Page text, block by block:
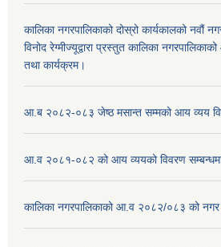
कालिका नगरपालिकाको दोस्रो कार्यकालको नवौं
विनोद रेग्मीज्यूद्वारा प्रस्तुत कालिका
तथा कार्यक्रम।
आ.ब २०८२-०८३ जेष्ठ मसान्त सम्मको आय व्यय
आ.व २०८१-०८२ को आय व्ययको विवरण
कालिका नगरपालिकाको आ.व २०८२/०८३ को